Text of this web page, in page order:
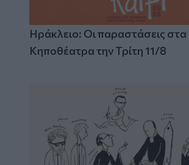
Ηράκλειο: Οι παραστάσεις στα
Κηποθέατρα την Τρίτη 11/8